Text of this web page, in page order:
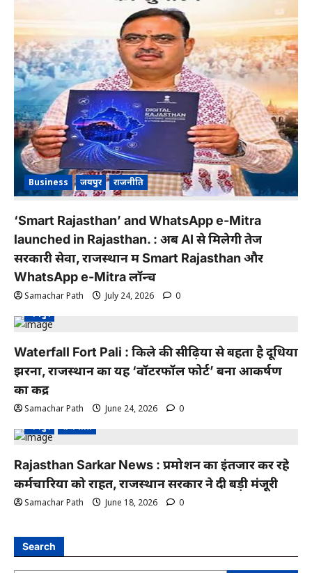
Business जयपुर राजनीति
‘Smart Rajasthan’ and WhatsApp e-Mitra
launched in Rajasthan. : अब AI से मिलेगी तेज
सरकारी सेवा, राजस्थान में Smart Rajasthan और
WhatsApp e-Mitra लॉन्च
Samachar Path July 24, 2026
0
जयपुर
Waterfall Fort Pali : किले की सीढ़ियों से बहता है दूधिया
झरना, राजस्थान का यह ‘वॉटरफॉल फोर्ट’ बना आकर्षण
का केंद्र
Samachar Path June 24, 2026
0
जयपुर
राजनीति
Rajasthan Sarkar News : प्रमोशन का इंतजार कर रहे
कर्मचारियों को राहत, राजस्थान सरकार ने दी बड़ी मंजूरी
Samachar Path June 18, 2026 0
Search